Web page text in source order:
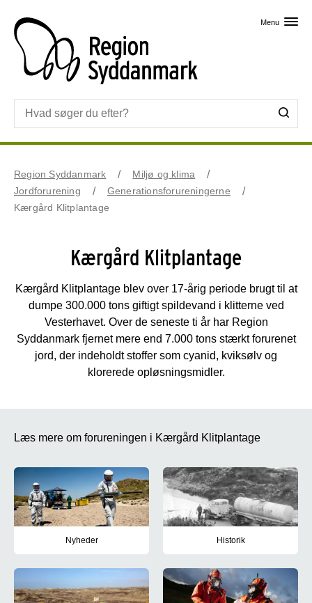
Menu
Region Syddanmark
Miljø og klima
Jordforurening
Generationsforureningerne
Kærgård Klitplantage
Kærgård Klitplantage
Kærgård Klitplantage blev over 17-årig periode brugt til at
dumpe 300.000 tons giftigt spildevand i klitterne ved
Vesterhavet. Over de seneste ti år har Region
Syddanmark fjernet mere end 7.000 tons stærkt forurenet
jord, der indeholdt stoffer som cyanid, kviksølv og
klorerede opløsningsmidler.
Læs mere om forureningen i Kærgård Klitplantage
Nyheder Historik